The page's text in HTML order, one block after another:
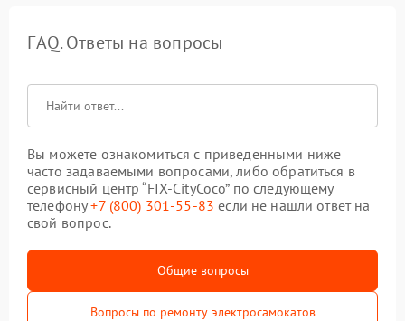
FAQ. Ответы на вопросы
Вы можете ознакомиться с приведенными ниже
часто задаваемыми вопросами, либо обратиться в
сервисный центр “FIX-CityCoco” по следующему
телефону+7 (800) 301-55-83 если не нашли ответ на
свой вопрос.
Общие вопросы
Вопросы по ремонту электросамокатов